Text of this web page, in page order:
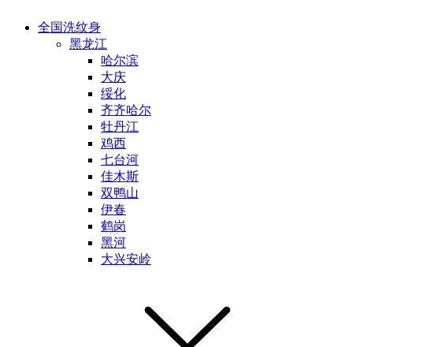
全国洗纹身
黑龙江
哈尔滨
大庆
绥化
齐齐哈尔
牡丹江
鸡西
七台河
佳木斯
双鸭山
伊春
鹤岗
黑河
大兴安岭